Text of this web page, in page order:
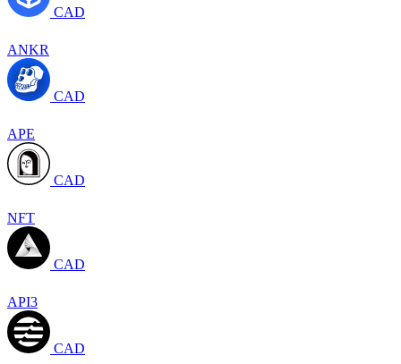
CAD
ANKR
CAD
APE
CAD
NFT
CAD
API3
CAD